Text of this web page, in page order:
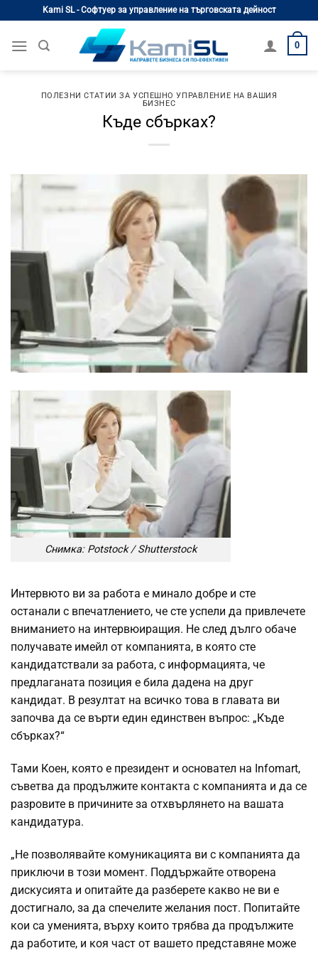
content
Kami SL - Софтуер за управление на търговската дейност
0
ПОЛЕЗНИ СТАТИИ ЗА УСПЕШНО УПРАВЛЕНИЕ НА ВАШИЯ
БИЗНЕС
Къде сбърках?
Снимка: Potstock / Shutterstock
Интервюто ви за работа е минало добре и сте
останали с впечатлението, че сте успели да привлечете
вниманието на интервюиращия. Не след дълго обаче
получавате имейл от компанията, в която сте
кандидатствали за работа, с информацията, че
предлаганата позиция е била дадена на друг
кандидат. В резултат на всичко това в главата ви
започва да се върти един единствен въпрос: „Къде
сбърках?“
Тами Коен, която е президент и основател на Infomart,
съветва да продължите контакта с компанията и да се
разровите в причините за отхвърлянето на вашата
кандидатура.
„Не позволявайте комуникацията ви с компанията да
приключи в този момент. Поддържайте отворена
дискусията и опитайте да разберете какво не ви е
достигнало, за да спечелите желания пост. Попитайте
кои са уменията, върху които трябва да продължите
да работите, и коя част от вашето представяне може